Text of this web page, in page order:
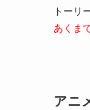
トーリ
あくま
アニ